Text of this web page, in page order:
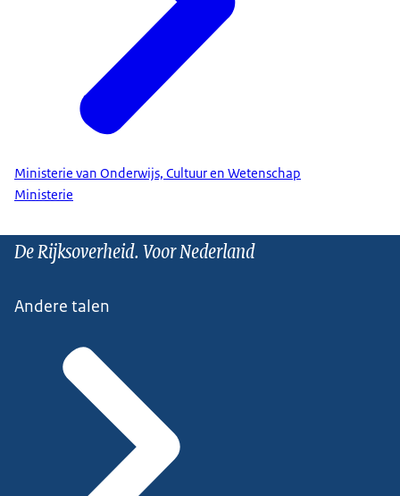
Ministerie van Onderwijs, Cultuur en Wetenschap
Ministerie
De Rijksoverheid. Voor Nederland
Andere talen